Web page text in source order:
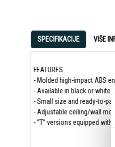
SPECIFIKACIJE VIŠE
FEATURES
- Molded high-impact ABS
- Available in black or white
- Small size and ready-to-
- Adjustable ceiling/wall
- “T” versions equipped